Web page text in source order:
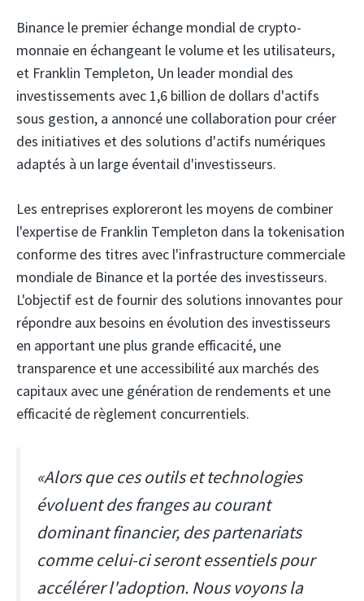
Binance le premier échange mondial de crypto-
monnaie en échangeant le volume et les utilisateurs,
et Franklin Templeton, Un leader mondial des
investissements avec 1,6 billion de dollars d'actifs
sous gestion, a annoncé une collaboration pour créer
des initiatives et des solutions d'actifs numériques
adaptés à un large éventail d'investisseurs.
Les entreprises exploreront les moyens de combiner
l'expertise de Franklin Templeton dans la tokenisation
conforme des titres avec l'infrastructure commerciale
mondiale de Binance et la portée des investisseurs.
L'objectif est de fournir des solutions innovantes pour
répondre aux besoins en évolution des investisseurs
en apportant une plus grande efficacité, une
transparence et une accessibilité aux marchés des
capitaux avec une génération de rendements et une
efficacité de règlement concurrentiels.
«Alors que ces outils et technologies
évoluent des franges au courant
dominant financier, des partenariats
comme celui-ci seront essentiels pour
accélérer l'adoption. Nous voyons la